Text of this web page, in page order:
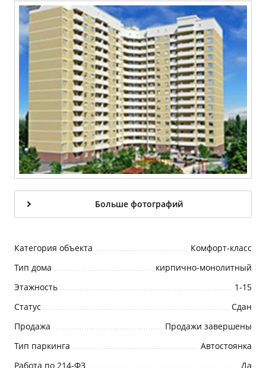
Больше фотографий
Категория объекта
Комфорт-класс
Тип дома
кирпично-монолитный
Этажность
1-15
Статус
Cдан
Продажа
Продажи завершены
Тип паркинга
Автостоянка
Работа по 214-ФЗ
Да